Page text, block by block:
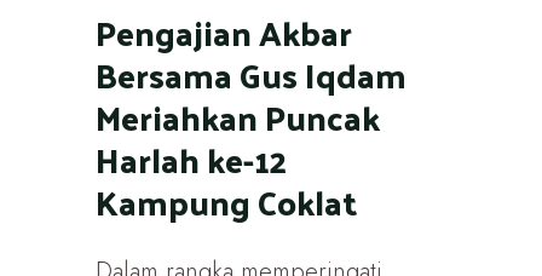
Pengajian Akbar
Bersama Gus Iqdam
Meriahkan Puncak
Harlah ke-12
Kampung Coklat